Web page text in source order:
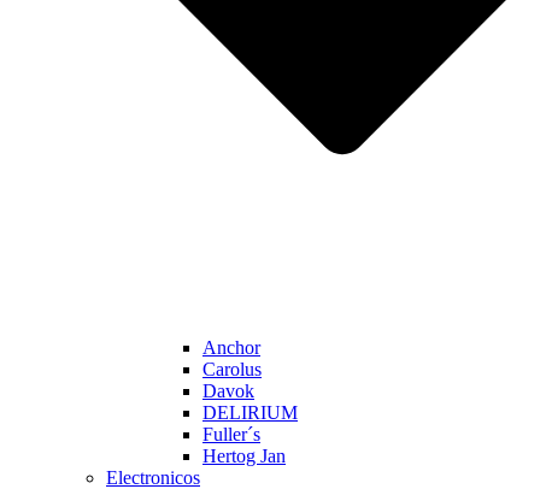
Anchor
Carolus
Davok
DELIRIUM
Fuller´s
Hertog Jan
Electronicos